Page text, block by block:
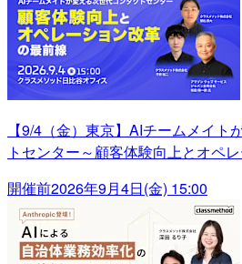
【9/4（金）東京】AIチームメイト
トセンター～顧客体験向上とオペ
開催前2026年9月4日(金) 15:00